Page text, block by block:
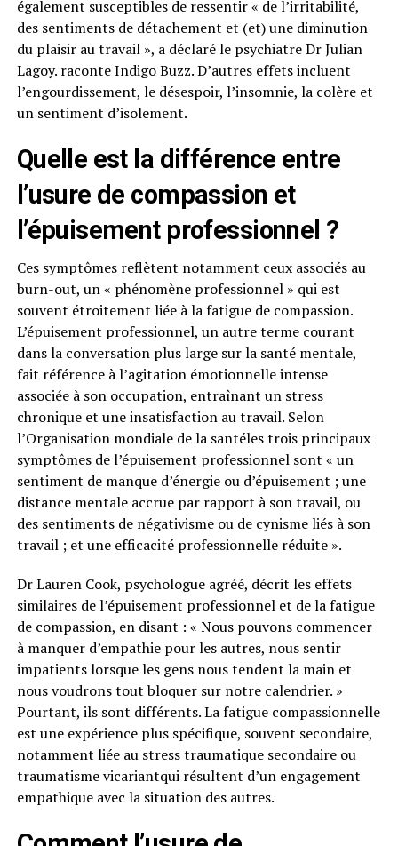
également susceptibles de ressentir « de l’irritabilité,
des sentiments de détachement et (et) une diminution
du plaisir au travail », a déclaré le psychiatre Dr Julian
Lagoy. raconte Indigo Buzz. D’autres effets incluent
l’engourdissement, le désespoir, l’insomnie, la colère et
un sentiment d’isolement.
Quelle est la différence entre
l’usure de compassion et
l’épuisement professionnel ?
Ces symptômes reflètent notamment ceux associés au
burn-out, un « phénomène professionnel » qui est
souvent étroitement liée à la fatigue de compassion.
L’épuisement professionnel, un autre terme courant
dans la conversation plus large sur la santé mentale,
fait référence à l’agitation émotionnelle intense
associée à son occupation, entraînant un stress
chronique et une insatisfaction au travail. Selon
l’Organisation mondiale de la santéles trois principaux
symptômes de l’épuisement professionnel sont « un
sentiment de manque d’énergie ou d’épuisement ; une
distance mentale accrue par rapport à son travail, ou
des sentiments de négativisme ou de cynisme liés à son
travail ; et une efficacité professionnelle réduite ».
Dr Lauren Cook, psychologue agréé, décrit les effets
similaires de l’épuisement professionnel et de la fatigue
de compassion, en disant : « Nous pouvons commencer
à manquer d’empathie pour les autres, nous sentir
impatients lorsque les gens nous tendent la main et
nous voudrons tout bloquer sur notre calendrier. »
Pourtant, ils sont différents. La fatigue compassionnelle
est une expérience plus spécifique, souvent secondaire,
notamment liée au stress traumatique secondaire ou
traumatisme vicariantqui résultent d’un engagement
empathique avec la situation des autres.